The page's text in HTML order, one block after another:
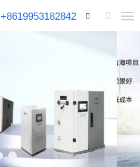
+8619953182842